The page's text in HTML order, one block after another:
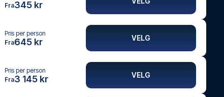
Fra345 kr
Pris per person
Fra645 kr VELG
Pris per person
Fra3 145 kr VELG